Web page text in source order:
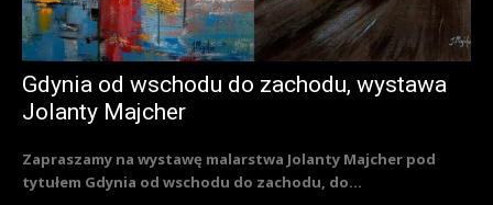
Gdynia od wschodu do zachodu, wystawa
Jolanty Majcher
Zapraszamy na wystawę malarstwa Jolanty Majcher pod
tytułem Gdynia od wschodu do zachodu, do...